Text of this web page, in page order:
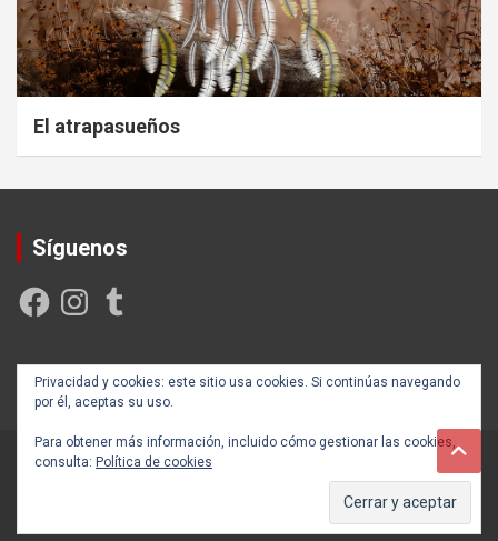
El atrapasueños
Síguenos
FacebookInstagramTumblr
Privacidad y cookies: este sitio usa cookies. Si continúas navegando
por él, aceptas su uso.
Para obtener más información, incluido cómo gestionar las cookies,
consulta: Política de cookies
Creada y posicionada por Rogama Informática
Autoayúdate